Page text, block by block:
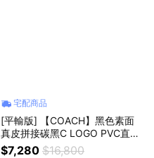
宅配商品
[平輸版] 【COACH】黑色素面
真皮拼接碳黑C LOGO PVC直式
方型飛行員斜背男包 真品平輸
$7,280 $16,800